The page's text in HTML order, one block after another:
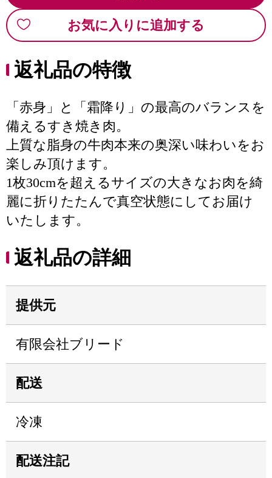
お気に入りに追加する
返礼品の特徴
「赤身」と「霜降り」の最高のバランスを
備えるすき焼き肉。
上質な脂身の牛肉本来の奥深い味わいをお
楽しみ頂けます。
1枚30cmを超えるサイズの大きなお肉を綺
麗に折りたたんで真空状態にしてお届け
いたします。
返礼品の詳細
提供元
有限会社ブリード
配送
冷凍
配送注記